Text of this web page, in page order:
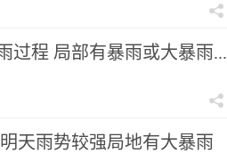
过程 局部有暴雨或大暴雨...
天雨势较强局地有大暴雨